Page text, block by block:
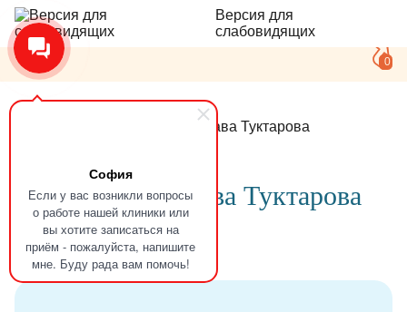
София
Если у вас возникли вопросы
о работе нашей клиники или
вы хотите записаться на
приём - пожалуйста, напишите
мне. Буду рада вам помочь!
Версия для
слабовидящих
0
Златослава Туктарова
ОтзывЗлатослава Туктарова
03.06.2021